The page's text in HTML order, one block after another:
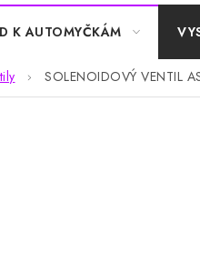
K AUTOMYČKÁM
SOLENOIDOVÝ VENTIL